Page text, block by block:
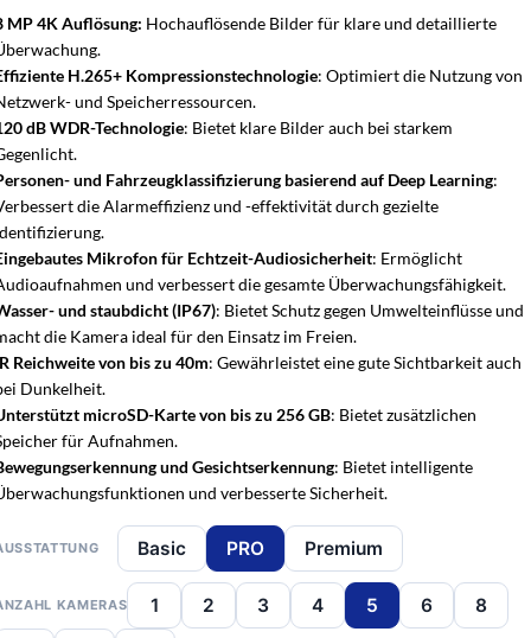
MP 4K Auflösung: Hochauflösende Bilder für klare und detaillierte
H.265+ Kompressionstechnologie: Optimiert die Nutzung von
und Speicherressourcen.
dB WDR-Technologie: Bietet klare Bilder auch bei starkem
und Fahrzeugklassifizierung basierend auf Deep Learning:
die Alarmeffizienz und -effektivität durch gezielte
Mikrofon für Echtzeit-Audiosicherheit: Ermöglicht
und verbessert die gesamte Überwachungsfähigkeit.
und staubdicht (IP67): Bietet Schutz gegen Umwelteinflüsse und
die Kamera ideal für den Einsatz im Freien.
Reichweite von bis zu 40m: Gewährleistet eine gute Sichtbarkeit auch
Dunkelheit.
microSD-Karte von bis zu 256 GB: Bietet zusätzlichen
für Aufnahmen.
und Gesichtserkennung: Bietet intelligente
und verbesserte Sicherheit.
Basic PRO Premium
KAMERAS 1 2 3 4 5 6 8